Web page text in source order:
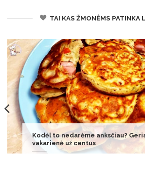
TAI KAS ŽMONĖMS PATINKA
Nauja! Jei norite nustebinti savo
išsaugokite šį receptą: galite jį
skrudinti.